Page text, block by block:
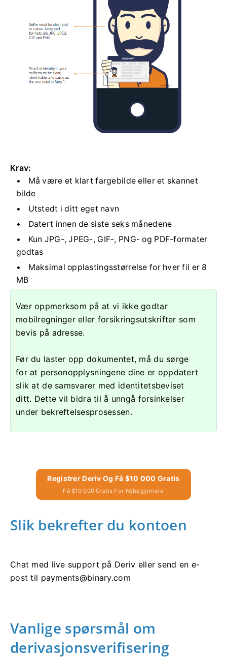
Krav:
Må være et klart fargebilde eller et skannet
bilde
Utstedt i ditt eget navn
Datert innen de siste seks månedene
Kun JPG-, JPEG-, GIF-, PNG- og PDF-formater
godtas
Maksimal opplastingsstørrelse for hver fil er 8
MB
Vær oppmerksom på at vi ikke godtar
mobilregninger eller forsikringsutskrifter som
bevis på adresse.
Før du laster opp dokumentet, må du sørge
for at personopplysningene dine er oppdatert
slik at de samsvarer med identitetsbeviset
ditt. Dette vil bidra til å unngå forsinkelser
under bekreftelsesprosessen.
Registrer Deriv Og Få $10 000 Gratis
Få $10 000 Gratis For Nybegynnere
Slik bekrefter du kontoen
Chat med live support på Deriv eller send en e-
post til payments@binary.com
Vanlige spørsmål om
derivasjonsverifisering